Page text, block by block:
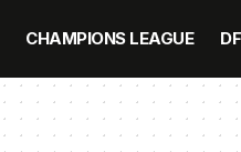
CHAMPIONS LEAGUE